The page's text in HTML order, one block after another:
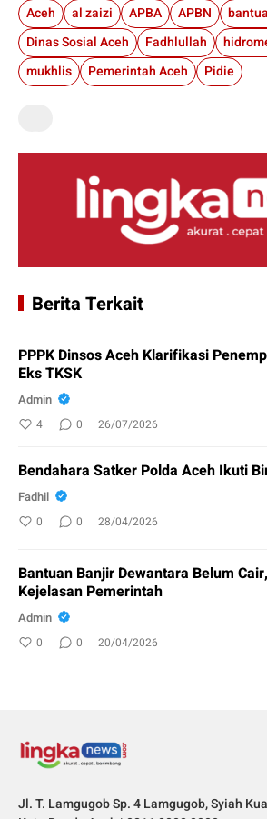
Aceh al zaizi APBA APBN
Dinas Sosial Aceh
Fadhlullah
mukhlis
Pemerintah Aceh Pidie
Berita Terkait
PPPK Dinsos Aceh Klarifikasi
Eks TKSK
Admin
4 0 26/07/2026
Bendahara Satker Polda Aceh Ikuti
Fadhil
0 0 28/04/2026
Bantuan Banjir Dewantara Belum
Kejelasan Pemerintah
Admin
0 0 20/04/2026
Jl. T. Lamgugob Sp. 4 Lamgugob, Syiah